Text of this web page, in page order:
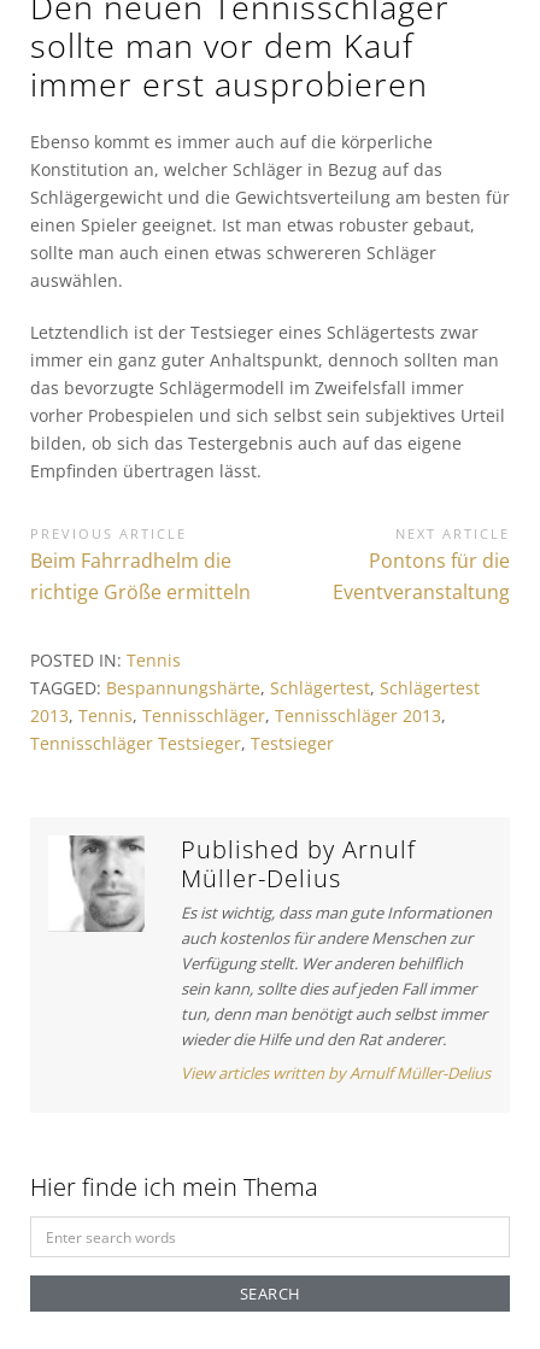
sollte man vor dem Kauf
immer erst ausprobieren
Ebenso kommt es immer auch auf die körperliche
Konstitution an, welcher Schläger in Bezug auf das
Schlägergewicht und die Gewichtsverteilung am besten für
einen Spieler geeignet. Ist man etwas robuster gebaut,
sollte man auch einen etwas schwereren Schläger
auswählen.
Letztendlich ist der Testsieger eines Schlägertests zwar
immer ein ganz guter Anhaltspunkt, dennoch sollten man
das bevorzugte Schlägermodell im Zweifelsfall immer
vorher Probespielen und sich selbst sein subjektives Urteil
bilden, ob sich das Testergebnis auch auf das eigene
Empfinden übertragen lässt.
B
e
t
r
a
n
PREVIOUS ARTICLE
P
r
i
o
u
s
Beim Fahrradhelm die
richtige Größe ermitteln
NEXT ARTICLE
N
e
r
t
:
Pontons für die
Eventveranstaltung
POSTED IN: Tennis
TAGGED: Bespannungshärte, Schlägertest, Schlägertest
2013, Tennis, Tennisschläger, Tennisschläger 2013,
Tennisschläger Testsieger, Testsieger
Published by Arnulf
Müller-Delius
Es ist wichtig, dass man gute Informationen
auch kostenlos für andere Menschen zur
Verfügung stellt. Wer anderen behilflich
sein kann, sollte dies auf jeden Fall immer
tun, denn man benötigt auch selbst immer
wieder die Hilfe und den Rat anderer.
View articles written by Arnulf Müller-Delius
Hier finde ich mein Thema
e
r